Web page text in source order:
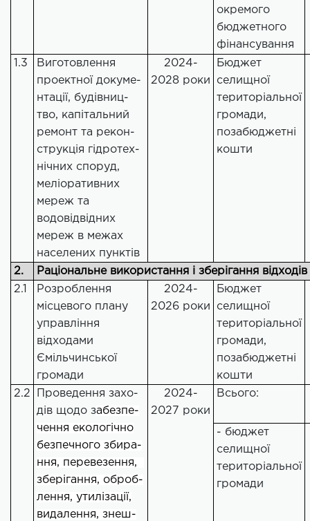
окремого
бюджетного
фінансування
1.3
Виготовлення
проектної докуме-
нтації, будівниц-
тво, капітальний
ремонт та рекон-
струкція гідротех-
нічних споруд,
меліоративних
мереж та
водовідвідних
мереж в межах
населених пунктів
2024-
2028 роки
Бюджет
селищної
територіальної
громади,
позабюджетні
кошти
2.
Раціональне використання і зберігання
2.1
Розроблення
місцевого плану
управління
відходами
Ємільчинської
громади
2024-
2026 роки
Бюджет
селищної
територіальної
громади,
позабюджетні
кошти
2.2
Проведення захо-
дів щодо забезпе-
чення екологічно
безпечного збира-
ння, перевезення,
зберігання, оброб-
лення, утилізації,
видалення, знеш-
2024-
2027 роки
Всього:
- бюджет
селищної
територіальної
громади